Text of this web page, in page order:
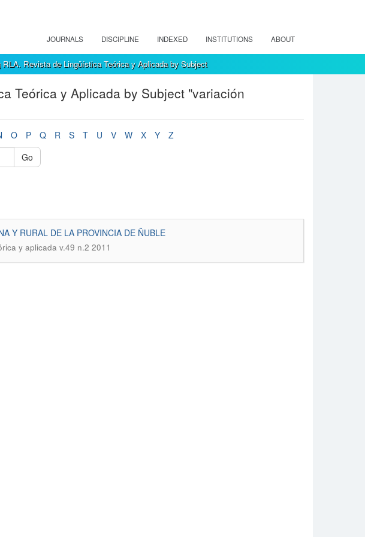
JOURNALS DISCIPLINE INDEXED INSTITUTIONS ABOUT
RLA. Revista de Lingüística Teórica y Aplicada by Subject
Teórica y Aplicada by Subject "variación
O P Q R S T U V W X Y
Z
Go
Y RURAL DE LA PROVINCIA DE ÑUBLE
y aplicada v.49 n.2 2011